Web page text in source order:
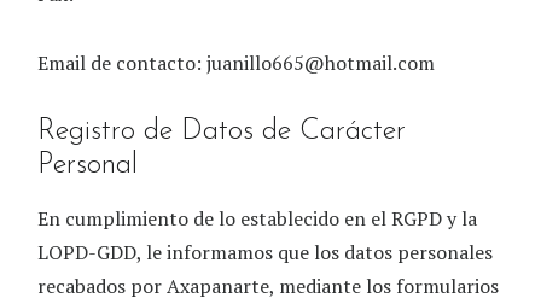
Email de contacto:juanillo665@hotmail.com
Registro de Datos de Carácter
Personal
En cumplimiento de lo establecido en el RGPD y la
LOPD-GDD, le informamos que los datos personales
recabados porAxapanarte, mediante los formularios